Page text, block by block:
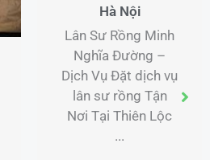
Hà Nội
Lân Sư Rồng Minh
Nghĩa Đường –
Dịch Vụ Đặt dịch vụ
lân sư rồng Tận
Nơi Tại Thiên Lộc
...